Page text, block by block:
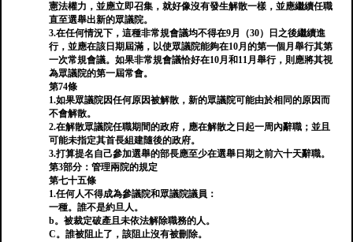
憲法權力，並應立即召集，就好像沒有發生解散一樣，並應繼續任職
直至選舉出新的眾議院。
3.在任何情況下，這種非常規會議均不得在9月（30）日之後繼續進
行，並應在該日期屆滿，以使眾議院能夠在10月的第一個月舉行其第
一次常規會議。如果非常規會議恰好在10月和11月舉行，則應將其視
為眾議院的第一屆常會。
第74條
1.如果眾議院因任何原因被解散，新的眾議院可能由於相同的原因而
不會解散。
2.在解散眾議院任職期間的政府，應在解散之日起一周內辭職；並且
可能未指定其首長組建隨後的政府。
3.打算提名自己參加選舉的部長應至少在選舉日期之前六十天辭職。
第3部分：管理兩院的規定
第七十五條
1.任何人不得成為參議院和眾議院議員：
一種。誰不是約旦人。
b。被裁定破產且未依法解除職務的人。
C。誰被阻止了，該阻止沒有被刪除。